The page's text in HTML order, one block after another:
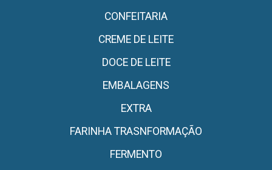
CONFEITARIA
CREME DE LEITE
DOCE DE LEITE
EMBALAGENS
EXTRA
FARINHA TRASNFORMAÇÃO
FERMENTO